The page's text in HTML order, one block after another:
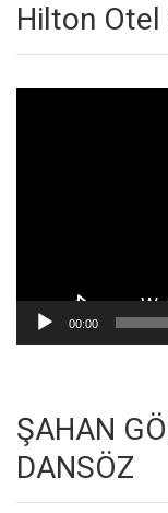
Hilton Otel
00:00
ŞAHAN
DANSÖZ